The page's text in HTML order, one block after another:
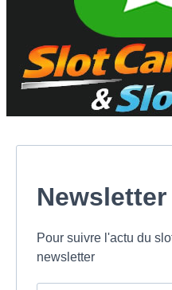
Newsletter
Pour suivre l'actu du
newsletter